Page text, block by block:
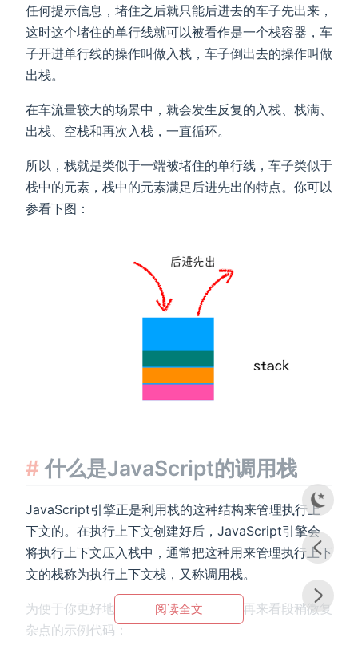
任何提示信息，堵住之后就只能后进去的车子先出来，
这时这个堵住的单行线就可以被看作是一个栈容器，车
子开进单行线的操作叫做入栈，车子倒出去的操作叫做
出栈。
在车流量较大的场景中，就会发生反复的入栈、栈满、
出栈、空栈和再次入栈，一直循环。
所以，栈就是类似于一端被堵住的单行线，车子类似于
栈中的元素，栈中的元素满足后进先出的特点。你可以
参看下图：
什么是JavaScript的调用栈
JavaScript引擎正是利用栈的这种结构来管理执行上
下文的。在执行上下文创建好后，JavaScript引擎会
将执行上下文压入栈中，通常把这种用来管理执行上下
文的栈称为执行上下文栈，又称调用栈。
为便于你更好地理解调用栈，下面我们再来看段稍微复
杂点的示例代码：
阅读全文